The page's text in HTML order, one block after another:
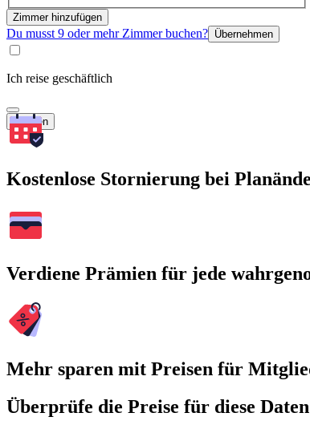
Zimmer hinzufügen
Du musst 9 oder mehr Zimmer buchen? Übernehmen
Ich reise geschäftlich
Suchen
Kostenlose Stornierung bei
Verdiene Prämien für jede
Mehr sparen mit Preisen für
Überprüfe die Preise für diese Daten